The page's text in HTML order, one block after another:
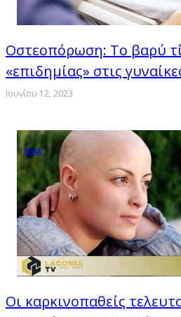
Οστεοπόρωση: Το βαρύ
«επιδημίας» στις
Ιουνίου 12, 2023
ΥΓΕΙΑ
Οι καρκινοπαθείς